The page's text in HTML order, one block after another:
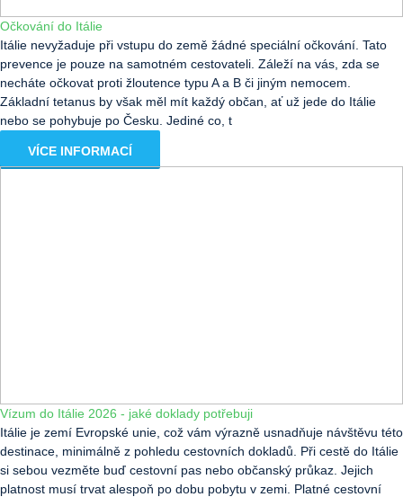
Očkování do Itálie
Itálie nevyžaduje při vstupu do země žádné speciální očkování. Tato
prevence je pouze na samotném cestovateli. Záleží na vás, zda se
necháte očkovat proti žloutence typu A a B či jiným nemocem.
Základní tetanus by však měl mít každý občan, ať už jede do Itálie
nebo se pohybuje po Česku. Jediné co, t
VÍCE INFORMACÍ
Vízum do Itálie 2026 - jaké doklady potřebuji
Itálie je zemí Evropské unie, což vám výrazně usnadňuje návštěvu této
destinace, minimálně z pohledu cestovních dokladů. Při cestě do Itálie
si sebou vezměte buď cestovní pas nebo občanský průkaz. Jejich
platnost musí trvat alespoň po dobu pobytu v zemi. Platné cestovní